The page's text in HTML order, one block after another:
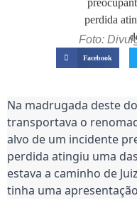
Foto:
Facebook
Na madrugada deste
transportava o
alvo de um incidente
perdida atingiu uma
estava a caminho de
tinha uma